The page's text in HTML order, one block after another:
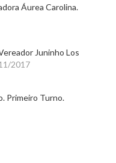
Áurea Carolina.
Juninho Los
2017
Primeiro Turno.